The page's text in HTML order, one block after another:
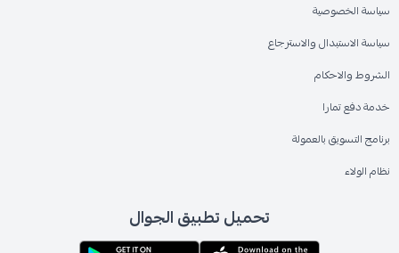
سياسة الخصوصية
سياسة الاستبدال والاسترجاع
الشروط والاحكام
خدمة دفع تمارا
برنامج التسويق بالعمولة
نظام الولاء
تحميل تطبيق الجوال